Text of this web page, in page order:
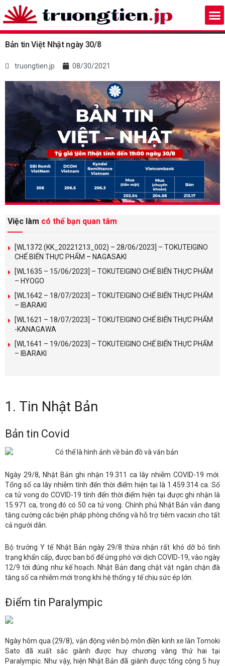
Bản tin Việt Nhật ngày 30/8
truongtien.jp 08/30/2021
Việc làm có thể bạn quan tâm
[WL1372 (KK_20221213_002) – 28/06/2023] – TOKUTEIGINO
CHẾ BIẾN THỰC PHẨM – NAGASAKI
[WL1635 – 15/06/2023] – TOKUTEIGINO CHẾ BIẾN THỰC PHẨM
– HYOGO
[WL1642 – 18/07/2023] – TOKUTEIGINO CHẾ BIẾN THỰC PHẨM
– IBARAKI
[WL1621 – 18/07/2023] – TOKUTEIGINO CHẾ BIẾN THỰC PHẨM
-KANAGAWA
[WL1641 – 19/06/2023] – TOKUTEIGINO CHẾ BIẾN THỰC PHẨM
– IBARAKI
1. Tin Nhật Bản
Bản tin Covid
Ngày 29/8, Nhật Bản ghi nhận 19.311 ca lây nhiễm COVID-19 mới.
Tổng số ca lây nhiễm tính đến thời điểm hiện tại là 1.459.314 ca. Số
ca tử vong do COVID-19 tính đến thời điểm hiện tại được ghi nhận là
15.971 ca, trong đó có 50 ca tử vong. Chính phủ Nhật Bản vẫn đang
tăng cường các biện pháp phòng chống và hỗ trợ tiêm vacxin cho tất
cả người dân.
Bộ trưởng Y tế Nhật Bản ngày 29/8 thừa nhận rất khó dỡ bỏ tình
trạng khẩn cấp, được ban bố để ứng phó với dịch COVID-19, vào ngày
12/9 tới đúng như kế hoạch. Nhật Bản đang chật vật ngăn chặn đà
tăng số ca nhiễm mới trong khi hệ thống y tế chịu sức ép lớn.
Điểm tin Paralympic
Ngày hôm qua (29/8), vận động viên bộ môn điền kinh xe lăn Tomoki
Sato đã xuất sắc giành được huy chương vàng thứ hai tại
Paralympic. Như vậy, hiện Nhật Bản đã giành được tổng cộng 5 huy